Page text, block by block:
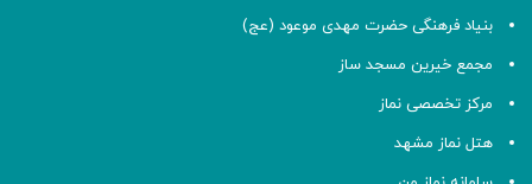
بنیاد فرهنگی حضرت مهدی موعود (عج)
مجمع خیرین مسجد ساز
مرکز تخصصی نماز
هتل نماز مشهد